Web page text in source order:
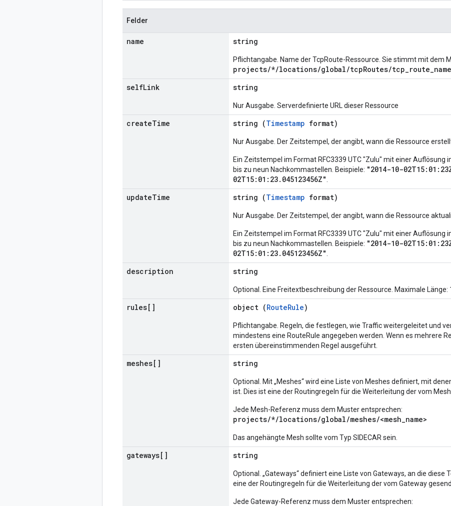
Felder
name string
Pflichtangabe. Name der TcpRoute-Ressource. Sie stimmt mit dem
projects/*/locations/global/tcpRoutes/
selfLink string
Nur Ausgabe. Serverdefinierte URL dieser Ressource
createTime string (Timestamp format)
Nur Ausgabe. Der Zeitstempel, der angibt, wann die Ressource
Ein Zeitstempel im Format RFC3339 UTC "Zulu" mit einer Auflösung
bis zu neun Nachkommastellen. Beispiele: "2014-10-
02T15:01:23.045123456Z"
updateTime string (Timestamp format)
Nur Ausgabe. Der Zeitstempel, der angibt, wann die Ressource
Ein Zeitstempel im Format RFC3339 UTC "Zulu" mit einer Auflösung
bis zu neun Nachkommastellen. Beispiele: "2014-10-
02T15:01:23.045123456Z"
description string
Optional. Eine Freitextbeschreibung der Ressource. Maximale Länge:
rules[] object (RouteRule)
Pflichtangabe. Regeln, die festlegen, wie Traffic weitergeleitet und
mindestens eine RouteRule angegeben werden. Wenn es mehrere
ersten übereinstimmenden Regel ausgeführt.
meshes[] string
Optional. Mit „Meshes“ wird eine Liste von Meshes definiert, mit
ist. Dies ist eine der Routingregeln für die Weiterleitung der vom
Jede Mesh-Referenz muss dem Muster entsprechen:
projects/*/locations/global/meshes/<mesh_name>
Das angehängte Mesh sollte vom Typ SIDECAR sein.
gateways[] string
Optional. „Gateways“ definiert eine Liste von Gateways, an die diese
eine der Routingregeln für die Weiterleitung der vom Gateway
Jede Gateway-Referenz muss dem Muster entsprechen: